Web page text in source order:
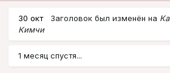
30 окт Заголовок был изменён на
Кимчи
1 месяц спустя...